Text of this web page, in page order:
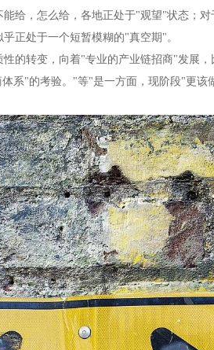
给，怎么给，各地正处于"观望"状态；
正处于一个短暂模糊的"真空期"。
的转变，向着"专业的产业链招商"发展
系"的考验。"等"是一方面，现阶段"更该